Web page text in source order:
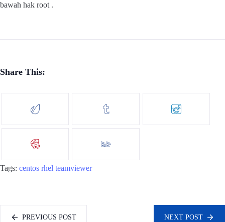
bawah hak root .
Share This:
Tags: centos rhel teamviewer
PREVIOUS POST NEXT POST